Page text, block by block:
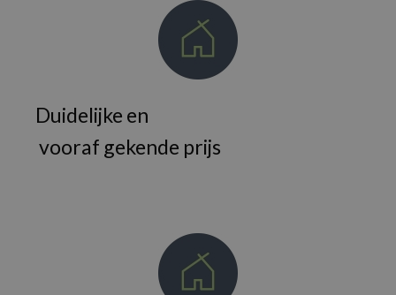
Duidelijke en
vooraf gekende prijs